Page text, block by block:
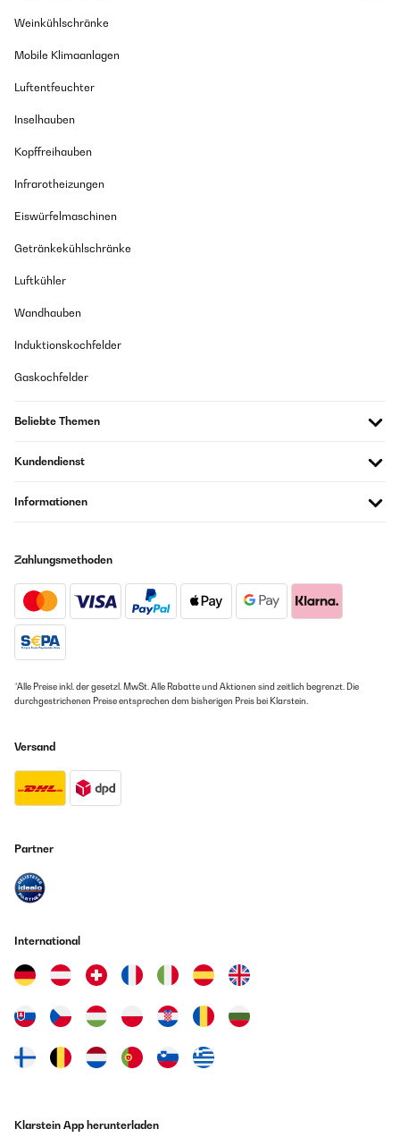
Weinkühlschränke
Mobile Klimaanlagen
Luftentfeuchter
Inselhauben
Kopffreihauben
Infrarotheizungen
Eiswürfelmaschinen
Getränkekühlschränke
Luftkühler
Wandhauben
Induktionskochfelder
Gaskochfelder
Beliebte Themen
Kundendienst
Informationen
Zahlungsmethoden
*Alle Preise inkl. der gesetzl. MwSt. Alle Rabatte und Aktionen sind zeitlich begrenzt. Die
durchgestrichenen Preise entsprechen dem bisherigen Preis bei Klarstein.
Versand
Partner
International
Klarstein App herunterladen